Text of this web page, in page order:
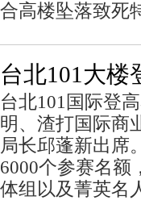
合高楼坠落致死
台北101大楼
台北101国际登
明、渣打国际商
局长邱蓬新出席
6000个参赛名额
体组以及菁英名